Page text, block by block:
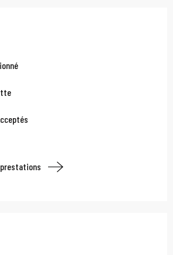
prestations